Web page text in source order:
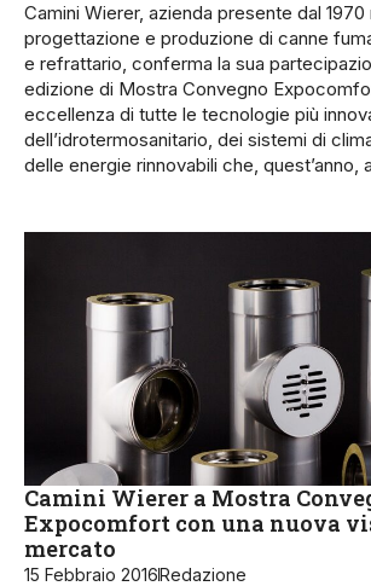
Camini Wierer, azienda presente dal
progettazione e produzione di canne
e refrattario, conferma la sua
edizione di Mostra Convegno
eccellenza di tutte le tecnologie più
dell’idrotermosanitario, dei sistemi di
delle energie rinnovabili che, quest’anno,
Camini Wierer a Mostra
Expocomfort con una nuova
mercato
15 Febbraio 2016Redazione